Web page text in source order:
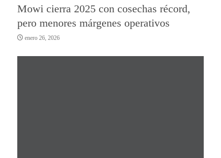
Mowi cierra 2025 con cosechas récord,
pero menores márgenes operativos
enero 26, 2026